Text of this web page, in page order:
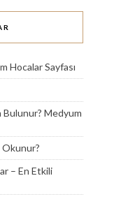
Hocalar Sayfası
Medyum
– En Etkili